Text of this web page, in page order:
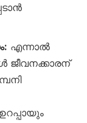
എന്നാൽ
ജീവനക്കാരന്